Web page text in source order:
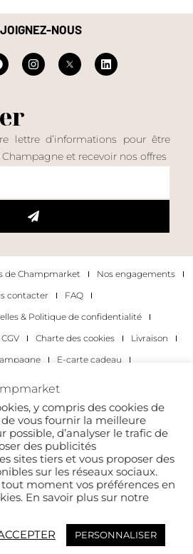
NOUS
lettre d’informations pour être
Champagne et recevoir nos offres
de Champmarket
Nos engagements
contacter
FAQ
& Politique de confidentialité
CGV Charte des cookies
Livraison
E-carte cadeau
du champagne
Pour les particuliers
les entreprises
droits réservés. Champmarket.
y compris des cookies de
vous fournir la meilleure
possible, d’analyser le trafic de
des publicités
sites tiers et vous proposer des
sur les réseaux sociaux.
moment vos préférences en
En savoir plus sur notre
PERSONNALISER